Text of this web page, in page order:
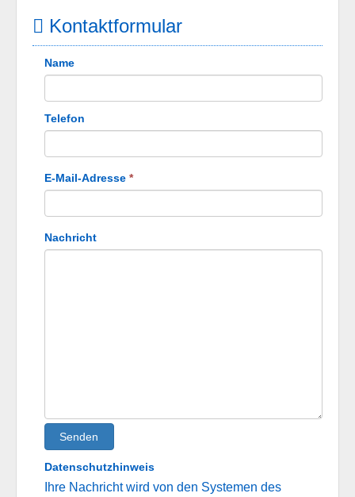
Kontaktformular
Name
Telefon
E-Mail-Adresse *
Nachricht
Senden
Datenschutzhinweis
Ihre Nachricht wird von den Systemen des